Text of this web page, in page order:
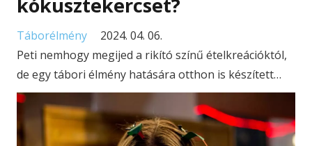
kókusztekercset?
Táborélmény
2024. 04. 06.
Peti nemhogy megijed a rikító színű ételkreációktól,
de egy tábori élmény hatására otthon is készített…